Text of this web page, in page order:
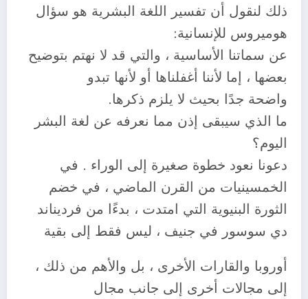
ذلك لنقول أن تفسير اللغة البشرية هو سؤال
هوميروس للإنسانية:
عن سماتنا الأساسية ، والتي قد لا نهتم بتوضيح
بعضها ، إما لأننا أغفلناها أو لأنها تبدو
واضحة جدًا بحيث لا يلزم ذكرها.
ما الذي سيبقى إذن مما نعرفه عن لغة البشر
اليوم؟
دعونا نعود خطوة صغيرة إلى الوراء . في
الخمسينيات من القرن الماضي ، في خضم
الثورة البنيوية التي امتدت ، بدءًا من فرديناند
دي سوسور في جنيف ، ليس فقط إلى بقية
أوروبا والقارات الأخرى ، بل والأهم من ذلك ،
إلى مجالات أخرى إلى جانب مجال